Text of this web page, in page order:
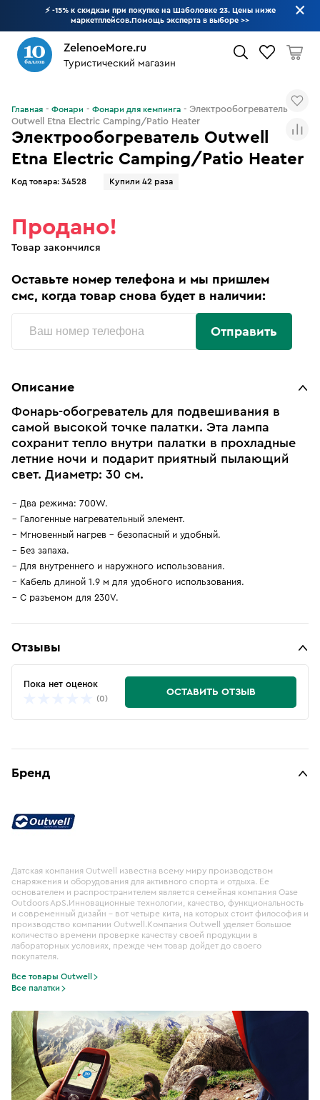
⚡ -15% к скидкам при покупке на Шаболовке 23. Цены ниже
маркетплейсов.Помощь эксперта в выборе >>
ZelenoeMore.ru
Туристический магазин
Электрообогреватель Outwell
Etna Electric Camping/Patio Heater
Код товара: 34528 Купили 42 раза
Главная Фонари Фонари для кемпинга
Электрообогреватель
Outwell Etna Electric Camping/Patio Heater
Продано!
Товар закончился
Оставьте номер телефона и мы пришлем
смс, когда товар снова будет в наличии:
Отправить
Описание
Фонарь-обогреватель для подвешивания в
самой высокой точке палатки. Эта лампа
сохранит тепло внутри палатки в прохладные
летние ночи и подарит приятный пылающий
свет. Диаметр: 30 см.
Два режима: 700W.
Галогенные нагревательный элемент.
Мгновенный нагрев - безопасный и удобный.
Без запаха.
Для внутреннего и наружного использования.
Кабель длиной 1.9 м для удобного использования.
С разъемом для 230V.
Отзывы
Пока нет оценок
(0)
ОСТАВИТЬ ОТЗЫВ
Бренд
Датская компания Outwell известна всему миру производством
снаряжения и оборудования для активного спорта и отдыха. Ее
основателем и распространителем является семейная компания Oase
Outdoors ApS.Инновационные технологии, качество, функциональность
и современный дизайн – вот четыре кита, на которых стоит философия и
производство компании Outwell.Компания Outwell уделяет большое
количество времени проверке качеству своей продукции в
лабораторных условиях, прежде чем товар дойдет до своего
покупателя.
Все товары Outwell
Все палатки